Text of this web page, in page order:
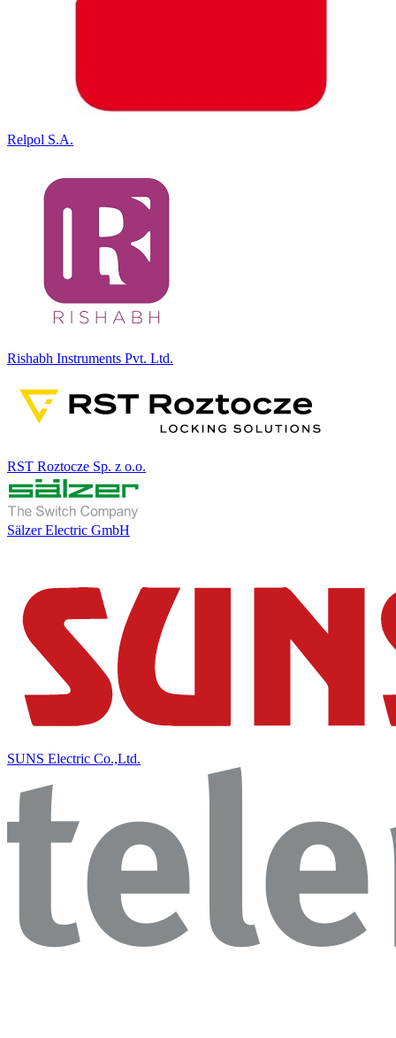
Relpol S.A.
Rishabh Instruments Pvt. Ltd.
RST Roztocze Sp. z o.o.
Sälzer Electric GmbH
SUNS Electric Co.,Ltd.